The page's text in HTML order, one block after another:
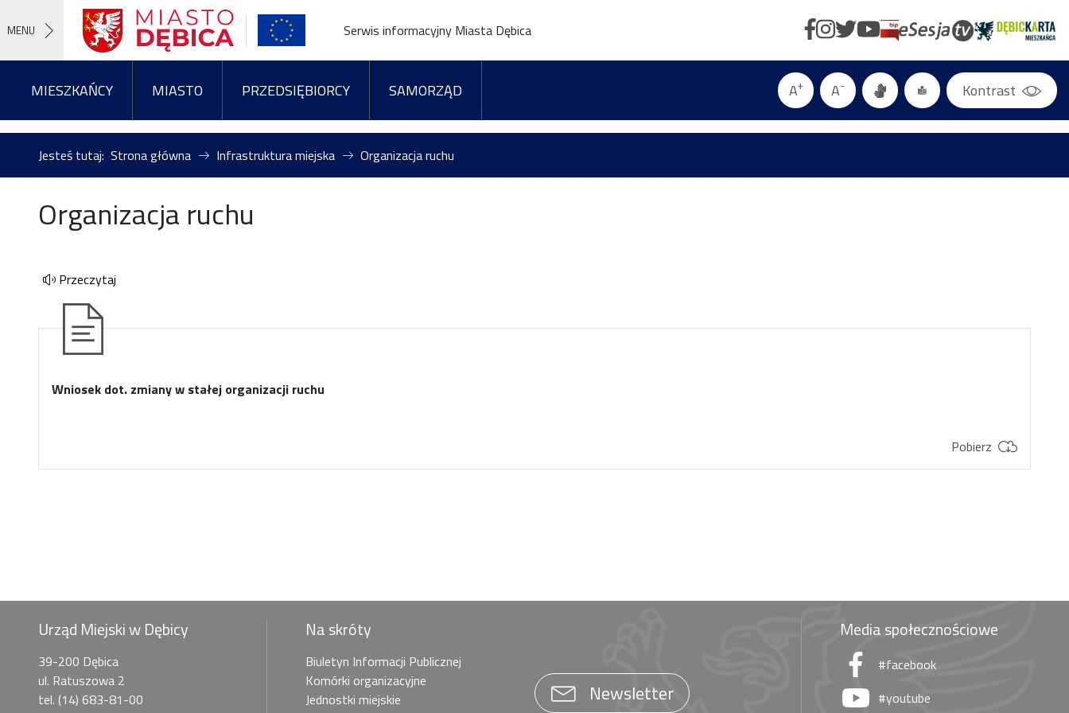
MENU Serwis informacyjny Miasta Dębica
MIESZKAŃCY MIASTO PRZEDSIĘBIORCY SAMORZĄD A+ A- Kontrast
Jesteś tutaj: Strona główna Infrastruktura miejska Organizacja ruchu
Organizacja ruchu
Przeczytaj
Wniosek dot. zmiany w stałej organizacji ruchu
Pobierz
Urząd Miejski w Dębicy
39-200 Dębica
ul. Ratuszowa 2
tel. (14) 683-81-00
Na skróty
Biuletyn Informacji Publicznej
Komórki organizacyjne
Jednostki miejskie
Newsletter
Media społecznościowe
#facebook
#youtube